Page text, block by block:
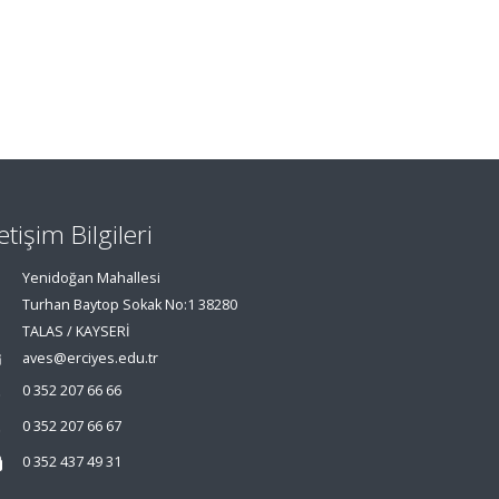
Bilgileri
Yenidoğan Mahallesi
Turhan Baytop Sokak No:1 38280
TALAS / KAYSERİ
aves@erciyes.edu.tr
0 352 207 66 66
0 352 207 66 67
0 352 437 49 31